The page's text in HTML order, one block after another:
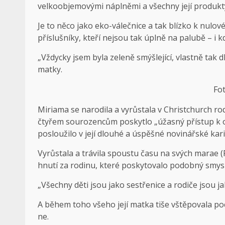
velkoobjemovými náplněmi a všechny její
Je to něco jako eko-válečnice a tak blízko k
příslušníky, kteří nejsou tak úplně na palubě – i
„Vždycky jsem byla zeleně smýšlející, vlastně tak
matky.
Miriama se narodila a vyrůstala v Christchurch
čtyřem sourozencům poskytlo „úžasný přístup k
posloužilo v její dlouhé a úspěšné novinářské
Vyrůstala a trávila spoustu času na svých marae
hnutí za rodinu, které poskytovalo podobný
„Všechny děti jsou jako sestřenice a rodiče jsou
A během toho všeho její matka tiše vštěpovala
ne.